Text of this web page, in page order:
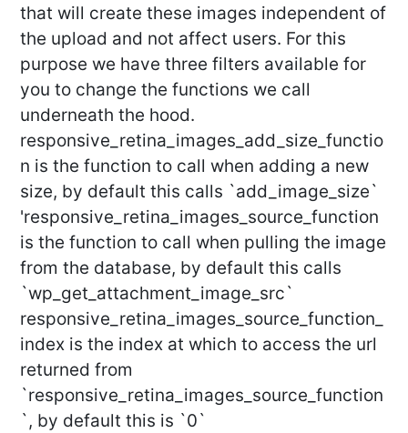
that will create these images independent of
the upload and not affect users. For this
purpose we have three filters available for
you to change the functions we call
underneath the hood.
responsive_retina_images_add_size_functio
n is the function to call when adding a new
size, by default this calls `add_image_size`
'responsive_retina_images_source_function
is the function to call when pulling the image
from the database, by default this calls
`wp_get_attachment_image_src`
responsive_retina_images_source_function_
index is the index at which to access the url
returned from
`responsive_retina_images_source_function
`, by default this is `0`